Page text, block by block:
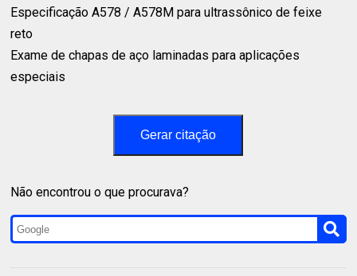
Especificação A578 / A578M para ultrassônico de feixe
reto⁣
Exame de chapas de aço laminadas para aplicações
especiais⁣
Gerar citação
Não encontrou o que procurava?